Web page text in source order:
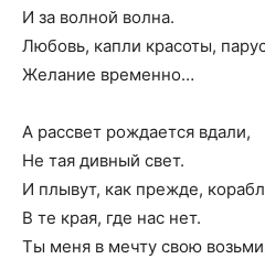
И за волной волна.
Любовь, капли красоты,
Желание временно…
А рассвет рождается вдали,
Не тая дивный свет.
И плывут, как прежде,
В те края, где нас нет.
Ты меня в мечту свою